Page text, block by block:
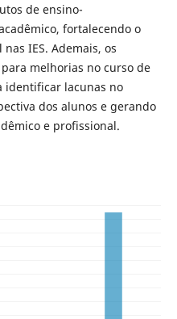
de ensino-
fortalecendo o
IES. Ademais, os
melhorias no curso de
identificar lacunas no
dos alunos e gerando
e profissional.